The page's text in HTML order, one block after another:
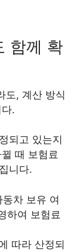
함께 확
도, 계산 방식
.
되고 있는지
때 보험료
니다.
차 보유 여
하여 보험료
따라 산정되